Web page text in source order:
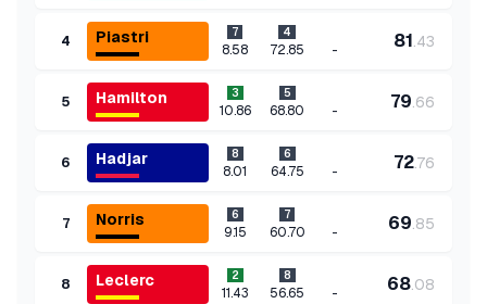
4 Piastri 7
8.58
4
72.85 - 81.43
5 Hamilton 3
10.86
5
68.80 - 79.66
6 Hadjar 8
8.01
6
64.75 - 72.76
7 Norris 6
9.15
7
60.70 - 69.85
8 Leclerc 2
11.43
8
56.65 - 68.08